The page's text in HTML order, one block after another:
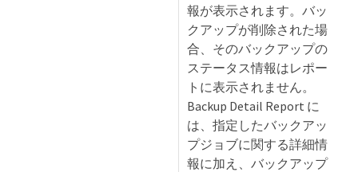
報が表示されます。バッ
クアップが削除された場
合、そのバックアップの
ステータス情報はレポー
トに表示されません。
Backup Detail Report に
は、指定したバックアッ
プジョブに関する詳細情
報に加え、バックアップ